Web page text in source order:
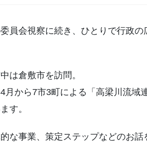
員会視察に続き、ひとりで行政
は倉敷市を訪問。
月から7市3町による「高梁川流域
す。
な事業、策定ステップなどのお話